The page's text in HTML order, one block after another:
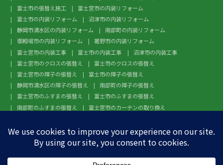
富士市の張替え施工
富士宮市の内装リフォーム
富士市の内装リフォーム
沼津市の内装リフォーム
静岡市清水区の内装リフォーム
南部町の内装リフォーム
御殿場市の内装リフォーム
裾野市の内装リフォーム
富士宮市の内装工事
富士市の内装工事
沼津市の内装工事
富士宮市のクロスの張替え
富士市のクロスの張替え
富士宮市の障子の張替え
富士市の障子の張替え
静岡市清水区の障子の張替え
南部町の障子の張替え
富士宮市のふすまの張替え
富士市のふすまの張替え
南部町のふすまの張替え
富士宮市のカーテンの取り換え
富士市のガラスフィルム施工
沼津市のガラスフィルム施工
静岡市清水区のガラスフィルム施工
南部町のガラスフィルム施工
富士宮市のフローリングの張替え
富士市のフローリングの張替え